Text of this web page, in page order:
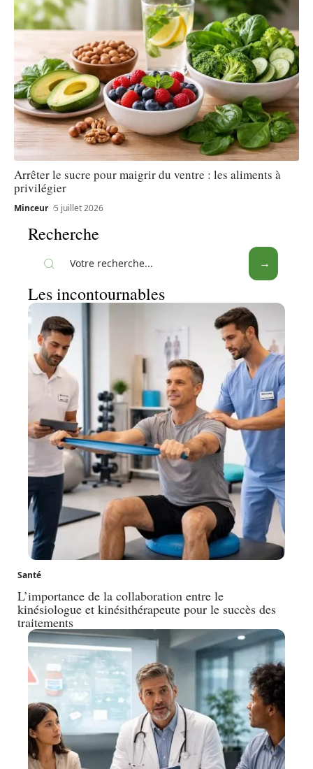
Arrêter le sucre pour maigrir du ventre : les aliments à
privilégier
Minceur 5 juillet 2026
Recherche
Les incontournables
Santé
L’importance de la collaboration entre le
kinésiologue et kinésithérapeute pour le succès des
traitements